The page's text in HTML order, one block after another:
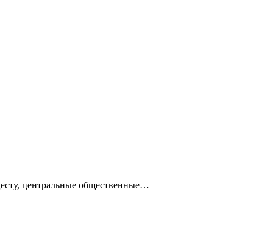
центральные общественные…